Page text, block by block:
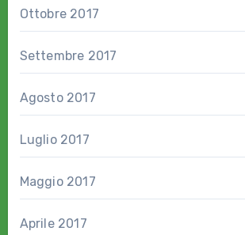
Ottobre 2017
Settembre 2017
Agosto 2017
Luglio 2017
Maggio 2017
Aprile 2017